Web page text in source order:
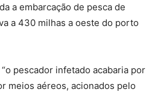
a embarcação de pesca de
a 430 milhas a oeste do porto
pescador infetado acabaria por
meios aéreos, acionados pelo